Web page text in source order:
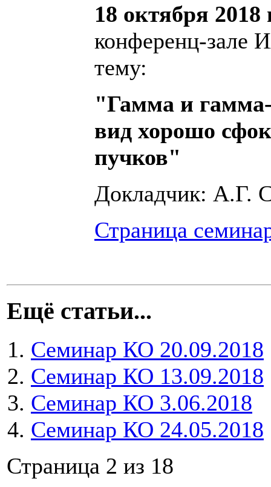
18 октября 2018
конференц-зале
тему:
"Гамма и
вид хорошо
пучков"
Докладчик: А.Г.
Страница
Ещё статьи...
Семинар КО 20.09.2018
Семинар КО 13.09.2018
Cеминар КО 3.06.2018
Семинар КО 24.05.2018
Страница 2 из 18